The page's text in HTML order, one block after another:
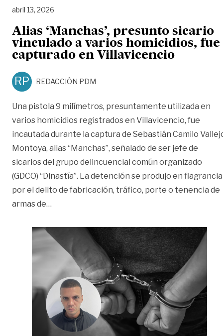
abril 13, 2026
Alias ‘Manchas’, presunto sicario
vinculado a varios homicidios, fue
capturado en Villavicencio
RP REDACCIÓN PDM
Una pistola 9 milímetros, presuntamente utilizada en
varios homicidios registrados en Villavicencio, fue
incautada durante la captura de Sebastián Camilo
Montoya, alias “Manchas”, señalado de ser jefe de
sicarios del grupo delincuencial común organizado
(GDCO) “Dinastía”. La detención se produjo en flagrancia
por el delito de fabricación, tráfico, porte o tenencia de
armas de…